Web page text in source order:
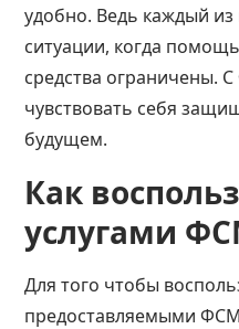
удобно. Ведь каждый из
ситуации, когда
средства ограничены.
чувствовать себя
будущем.
Как
услугами
Для того чтобы
предоставляемыми